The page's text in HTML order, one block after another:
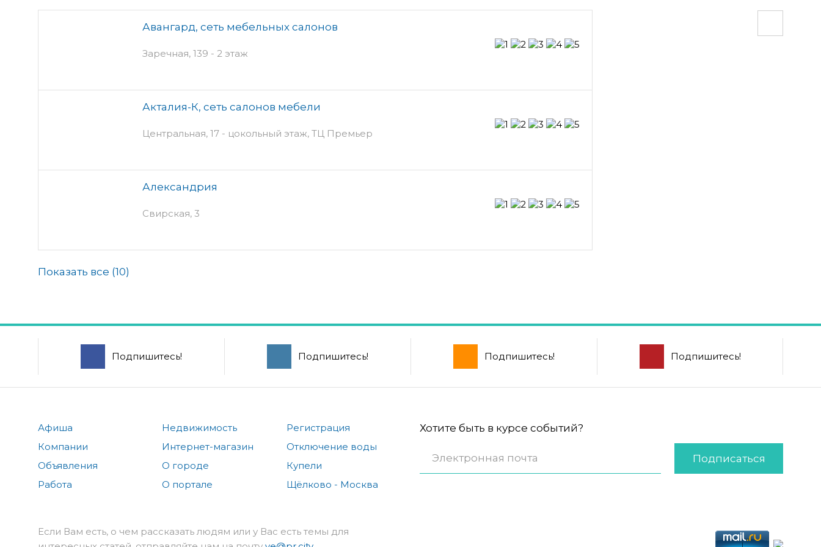
Авангард, сеть мебельных салонов
Заречная, 139 - 2 этаж
Акталия-К, сеть салонов мебели
Центральная, 17 - цокольный этаж, ТЦ Премьер
Александрия
Свирская, 3
Показать все (10)
Подпишитесь! Подпишитесь! Подпишитесь! Подпишитесь!
Афиша
Компании
Объявления
Работа
Недвижимость
Интернет-магазин
О городе
О портале
Регистрация
Отключение воды
Купели
Щёлково - Москва
Хотите быть в курсе событий?
Подписаться
Если Вам есть, о чем рассказать людям или у Вас есть темы для